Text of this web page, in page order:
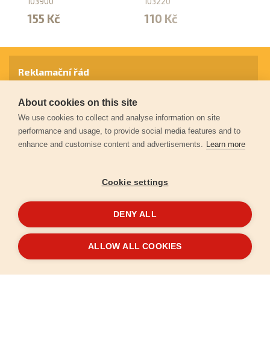
155 Kč 110 Kč
© 2026Extol.cz- Všechna práva vyhrazena
Reklamační řád
Záruční podmínky
Ochrana osobních údajů
VytvořiloFEO
About cookies on this site
We use cookies to collect and analyse information on site
performance and usage, to provide social media features and to
enhance and customise content and advertisements. Learn more
Cookie settings
DENY ALL
ALLOW ALL COOKIES